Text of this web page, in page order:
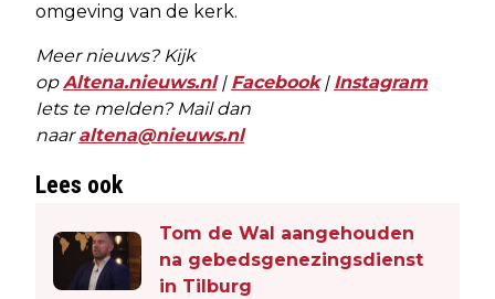
omgeving van de kerk.
Meer nieuws? Kijk
opAltena.nieuws.nl| Facebook| Instagram
Iets te melden? Mail dan
naaraltena@nieuws.nl
Lees ook
Tom de Wal aangehouden
na gebedsgenezingsdienst
in Tilburg